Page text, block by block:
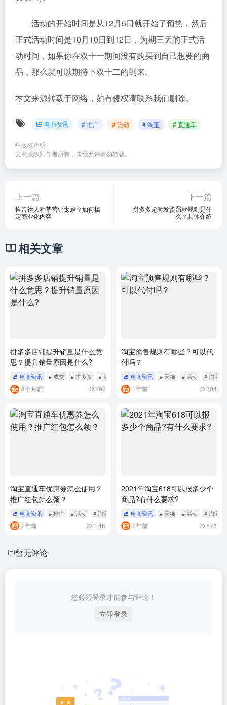
活动的开始时间是从12月5日就开始了预热，然后
正式活动时间是10月10日到12日，为期三天的正式活
动时间，如果你在双十一期间没有购买到自己想要的商
品，那么就可以期待下双十二的到来。
本文来源转载于网络，如有侵权请联系我们删除。
电商资讯 # 推广 # 活动 # 淘宝 # 直通车
© 版权声明
文章版权归作者所有，未经允许请勿转载。
上一篇
抖音达人种草营销太难？如何搞
定商业化内容
下一篇
拼多多超时发货罚款规则是什
么？具体介绍
相关文章
拼多多店铺提升销量是什么意
思？提升销量原因是什么?
电商资讯 # 成交 # 拼多多 # 活动
8个月前 260
淘宝预售规则有哪些？可以代
付吗？
电商资讯 # 天猫 # 活动 # 淘宝
1年前 304
淘宝直通车优惠券怎么使用？
推广红包怎么领？
电商资讯 # 推广 # 活动 # 淘宝
2年前 1.4K
2021年淘宝618可以报多少个
商品?有什么要求?
电商资讯 # 天猫 # 活动 # 淘宝
2年前 578
暂无评论
您必须登录才能参与评论！
立即登录